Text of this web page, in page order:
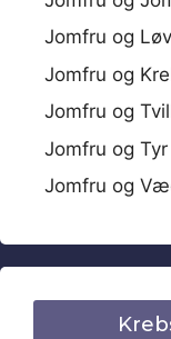
Jomfru og
Jomfru og
Jomfru og
Jomfru og Tyr
Jomfru og